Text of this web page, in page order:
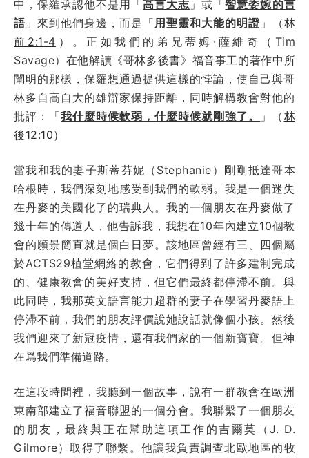
中，保羅承認他不是用「高言大志 」或「智慧委婉的言
語 」來到他們身邊，而是「 用聖靈和大能的明證 」（林
前2:1-4 ）。正如我們的弟兄蒂姆·薩維奇（Tim
Savage）在他解讀《哥林多後書》福音事工的著作中所
闡明的那樣，保羅想通過提供這樣的悖論，使自己與哥
林多自高自大的雄辯家保持距離，同時解構教會對他的
批評：「我什麼時候軟弱，什麼時候就剛強了。 」（ 林
後12:10）
當我和我的妻子斯蒂芬妮（Stephanie）剛剛抵達哥本
哈根時，我們深刻地感受到我們的軟弱。我是一個迷失
在丹麥的美國化了的瑞典人。我的一個朋友在丹麥做了
幾十年的傳道人，他告訴我，我想在10年內建立10個教
會的願景簡直就是個白日夢。該地區曾經有三、四個屬
於ACTS29植堂網絡的教會，它們得到了許多建制完成
的、健康教會的美好支持，但它們最終都停滯不前。與
此同時，我那英文語言能力超群的妻子在學習丹麥語上
停滯不前，我們的朋友評價說她說話就像個小孩。然後
我們迎來了新冠疫情，還有我們家的一個新寶寶。但神
在爲我們準備道路。
在這段時間裡，我聽到一個故事，說有一群教會在歐洲
東南部建立了福音聯盟的一個分會。我聯繫了一個朋友
的朋友，最終與正在幫助這項工作的吉爾莫（J. D.
Gilmore）取得了聯繫。他讓我負責調查北歐地區的牧